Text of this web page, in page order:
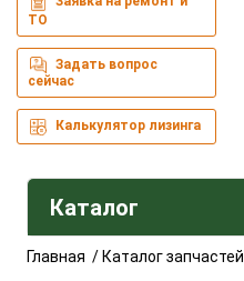
ТО
Задать вопрос
сейчас
Калькулятор лизинга
Каталог
Главная /Каталог запчастей